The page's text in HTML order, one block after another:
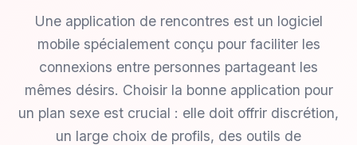
Une application de rencontres est un logiciel
mobile spécialement conçu pour faciliter les
connexions entre personnes partageant les
mêmes désirs. Choisir la bonne application pour
un plan sexe est crucial : elle doit offrir discrétion,
un large choix de profils, des outils de